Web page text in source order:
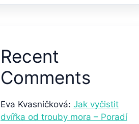
Recent
Comments
Eva Kvasničková: Jak vyčistit
dvířka od trouby mora – Poradí